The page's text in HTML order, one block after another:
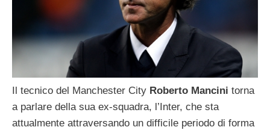
Il tecnico del Manchester City Roberto Mancini torna
a parlare della sua ex-squadra, l’Inter, che sta
attualmente attraversando un difficile periodo di forma